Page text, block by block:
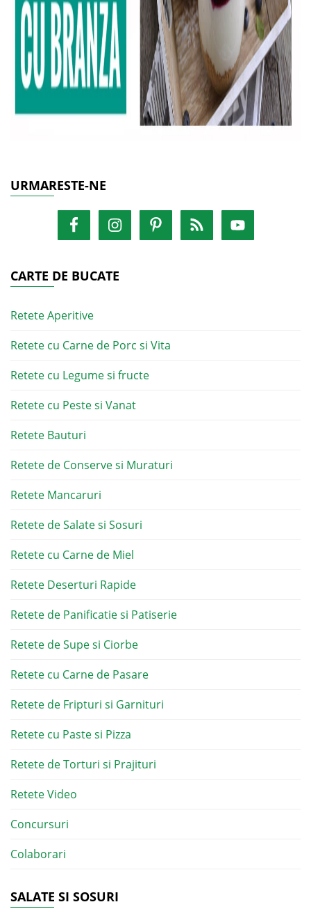
URMARESTE-NE
CARTE DE BUCATE
Retete Aperitive
Retete cu Carne de Porc si Vita
Retete cu Legume si fructe
Retete cu Peste si Vanat
Retete Bauturi
Retete de Conserve si Muraturi
Retete Mancaruri
Retete de Salate si Sosuri
Retete cu Carne de Miel
Retete Deserturi Rapide
Retete de Panificatie si Patiserie
Retete de Supe si Ciorbe
Retete cu Carne de Pasare
Retete de Fripturi si Garnituri
Retete cu Paste si Pizza
Retete de Torturi si Prajituri
Retete Video
Concursuri
Colaborari
SALATE SI SOSURI